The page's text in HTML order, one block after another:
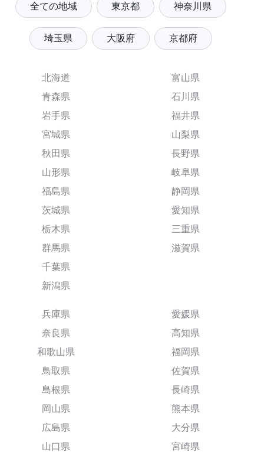
全ての地域 東京都 神奈川県
埼玉県 大阪府 京都府
北海道
青森県
岩手県
宮城県
秋田県
山形県
福島県
茨城県
栃木県
群馬県
千葉県
新潟県
富山県
石川県
福井県
山梨県
長野県
岐阜県
静岡県
愛知県
三重県
滋賀県
兵庫県
奈良県
和歌山県
鳥取県
島根県
岡山県
広島県
山口県
愛媛県
高知県
福岡県
佐賀県
長崎県
熊本県
大分県
宮崎県